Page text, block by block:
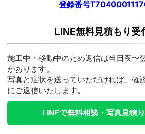
登録番号
LINE無料見積もり受
施工中・移動中のため返信は当日夜〜
があります。
写真と症状を送っていただければ、確
にご返信いたします。
LINEで無料相談・写真見積